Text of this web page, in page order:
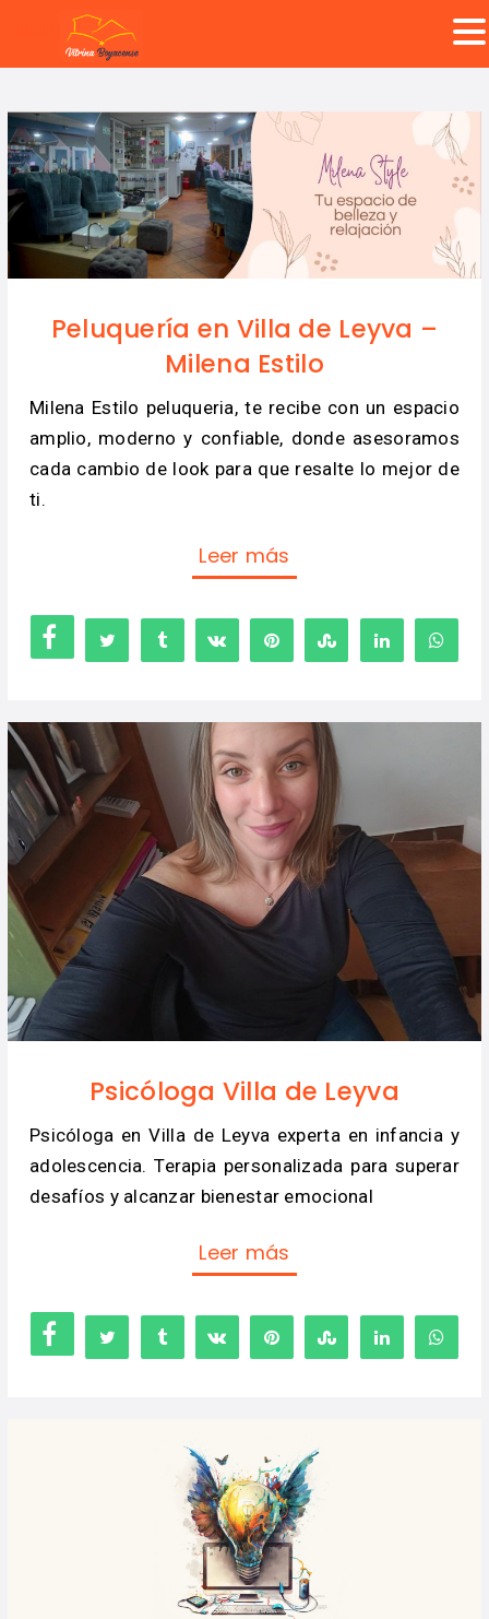
Peluquería en Villa de Leyva –
Milena Estilo
Milena Estilo peluqueria, te recibe con un espacio
amplio, moderno y confiable, donde asesoramos
cada cambio de look para que resalte lo mejor de
ti.
Leer más
Psicóloga Villa de Leyva
Psicóloga en Villa de Leyva experta en infancia y
adolescencia. Terapia personalizada para superar
desafíos y alcanzar bienestar emocional
Leer más